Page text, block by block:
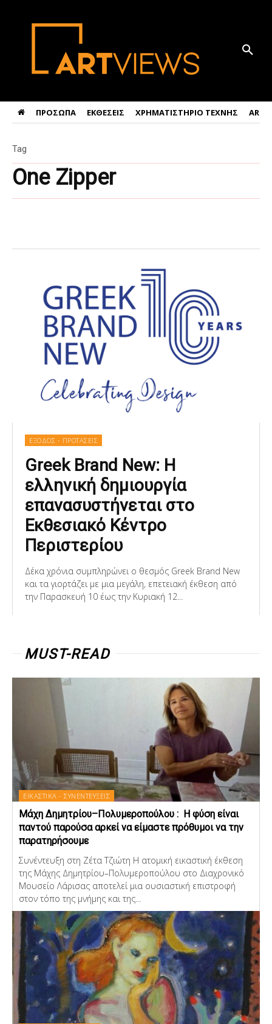
ΠΡΟΣΩΠΑ ΕΚΘΕΣΕΙΣ ΧΡΗΜΑΤΙΣΤΗΡΙΟ ΤΕΧΝΗΣ ART
One Zipper
Tag
ΕΞΟΔΟΣ - ΠΡΟΤΑΣΕΙΣ
Greek Brand New: Η
ελληνική δημιουργία
επανασυστήνεται στο
Εκθεσιακό Κέντρο
Περιστερίου
Δέκα χρόνια συμπληρώνει ο θεσμός Greek Brand New
και τα γιορτάζει με μια μεγάλη, επετειακή έκθεση από
την Παρασκευή 10 έως την Κυριακή 12...
MUST-READ
ΕΙΚΑΣΤΙΚΑ - ΣΥΝΕΝΤΕΥΞΕΙΣ
Μάχη Δημητρίου–Πολυμεροπούλου : Η φύση είναι
παντού παρούσα αρκεί να είμαστε πρόθυμοι να την
παρατηρήσουμε
Συνέντευξη στη Ζέτα Τζιώτη Η ατομική εικαστική έκθεση
της Μάχης Δημητρίου–Πολυμεροπούλου στο Διαχρονικό
Μουσείο Λάρισας αποτελεί μια ουσιαστική επιστροφή
στον τόπο της μνήμης και της...